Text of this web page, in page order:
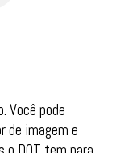
Você pode
de imagem e